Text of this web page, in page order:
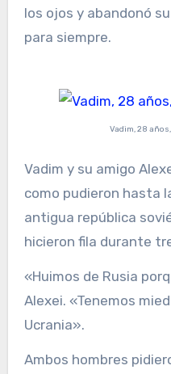
los ojos y abandonó
para siempre.
Vadim, 28
Vadim y su amigo
como pudieron hasta
antigua república
hicieron fila durante
«Huimos de Rusia
Alexei. «Tenemos
Ucrania».
Ambos hombres